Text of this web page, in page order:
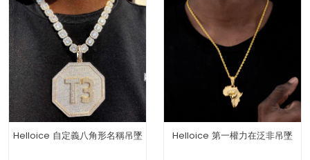
Helloice 自定義八角形名稱吊墜 Helloice 第一權力在泛非吊墜